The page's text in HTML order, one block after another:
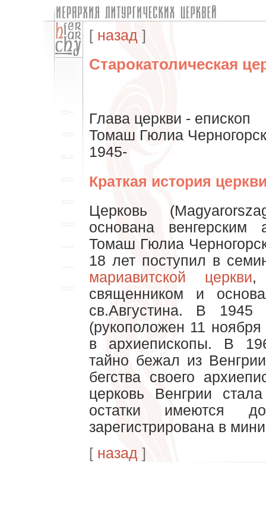
[ назад ]
Старокатолическая
Глава церкви - епископ
Томаш Гюлиа
1945-
Краткая история
Церковь
основана венгерским
Томаш Гюлиа
18 лет поступил в
мариавитской церкви,
священником и
св.Августина. В 1945
(рукоположен 11
в архиепископы. В
тайно бежал из
бегства своего
церковь Венгрии
остатки
зарегистрирована в
[ назад ]